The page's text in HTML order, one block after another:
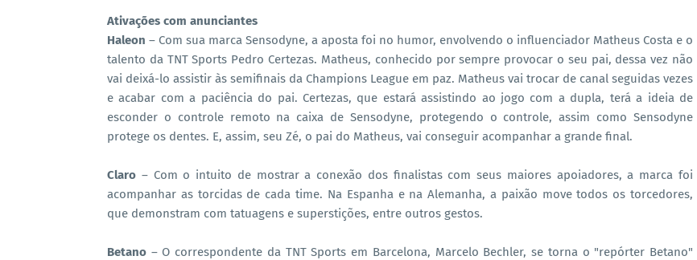
Ativações com anunciantes
Haleon – Com sua marca Sensodyne, a aposta foi no humor, envolvendo o influenciador Matheus Costa e o
talento da TNT Sports Pedro Certezas. Matheus, conhecido por sempre provocar o seu pai, dessa vez não
vai deixá-lo assistir às semifinais da Champions League em paz. Matheus vai trocar de canal seguidas vezes
e acabar com a paciência do pai. Certezas, que estará assistindo ao jogo com a dupla, terá a ideia de
esconder o controle remoto na caixa de Sensodyne, protegendo o controle, assim como Sensodyne
protege os dentes. E, assim, seu Zé, o pai do Matheus, vai conseguir acompanhar a grande final.
Claro – Com o intuito de mostrar a conexão dos finalistas com seus maiores apoiadores, a marca foi
acompanhar as torcidas de cada time. Na Espanha e na Alemanha, a paixão move todos os torcedores,
que demonstram com tatuagens e superstições, entre outros gestos.
Betano – O correspondente da TNT Sports em Barcelona, Marcelo Bechler, se torna o "repórter Betano"